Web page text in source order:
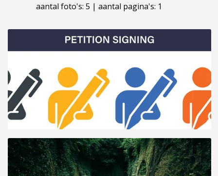
aantal foto's: 5 | aantal pagina's: 1